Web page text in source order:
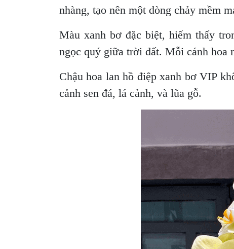
nhàng, tạo nên một dòng chảy mềm
Màu xanh bơ đặc biệt, hiếm thấy
ngọc quý giữa trời đất. Mỗi cánh hoa
Chậu hoa lan hồ điệp xanh bơ VIP
cảnh sen đá, lá cảnh, và lũa gỗ.